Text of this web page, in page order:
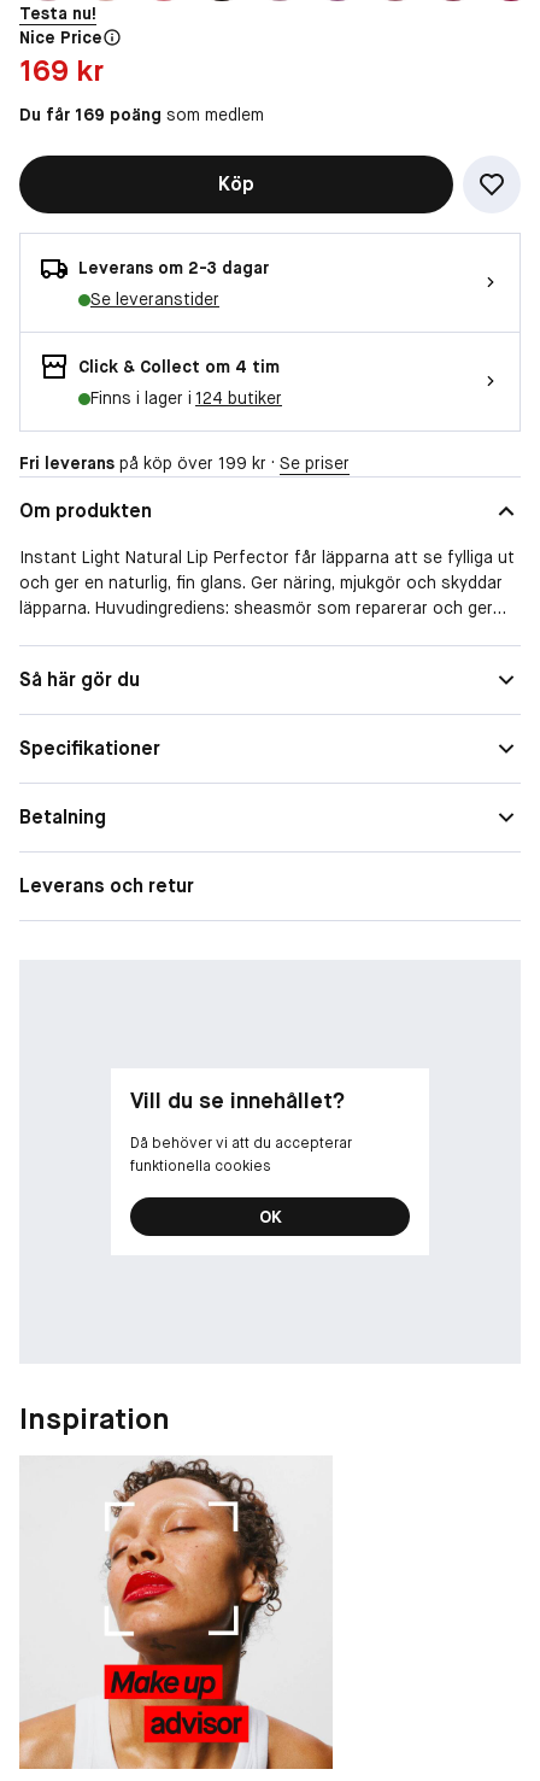
Testa nu!
Nice Price
Pris: 169 kr
169 kr
Du får 169 poäng som medlem
Köp
Leverans om 2-3 dagar
Se leveranstider
Click & Collect om 4 tim
Finns i lager i 124 butiker
Fri leverans på köp över 199 kr · Se priser
Om produkten
Instant Light Natural Lip Perfector får läpparna att se fylliga ut
och ger en naturlig, fin glans. Ger näring, mjukgör och skyddar
läpparna. Huvudingrediens: sheasmör som reparerar och ger
Form Flytande
Finish
d
Så här gör du
Specifikationer
Betalning
Leverans och retur
Vill du se innehållet?
Då behöver vi att du accepterar
funktionella cookies
OK
Inspiration